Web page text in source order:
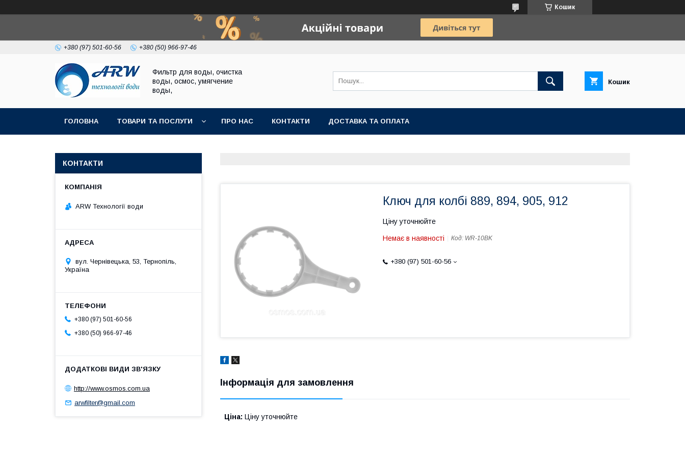
Кошик
+380 (97) 501-60-56 +380 (50) 966-97-46
Фильтр для воды, очистка
воды, осмос, умягчение
воды,
Кошик
ГОЛОВНА ТОВАРИ ТА ПОСЛУГИ ПРО НАС КОНТАКТИ ДОСТАВКА ТА ОПЛАТА
Ключ для колбі 889, 894, 905, 912
Ціну уточнюйте
Немає в наявності Код: WR-10BK
+380 (97) 501-60-56
Інформація для замовлення
Ціна: Ціну уточнюйте
КОНТАКТИ
ARW Технології води
вул. Чернівецька, 53, Тернопіль,
Україна
+380 (97) 501-60-56
+380 (50) 966-97-46
http://www.osmos.com.ua
arwfilter@gmail.com